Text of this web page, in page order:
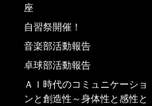
座
自習祭開催！
音楽部活動報告
卓球部活動報告
ＡＩ時代のコミュニケーショ
ンと創造性～身体性と感性と